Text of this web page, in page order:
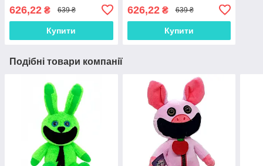
626,22 ₴ 639 ₴
Купити
626,22₴ 639 ₴
Купити
Подібні товари компанії